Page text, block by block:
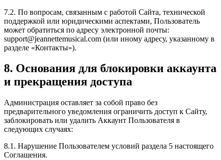
7.2. По вопросам, связанным с работой Сайта, технической
поддержкой или юридическими аспектами, Пользователь
может обратиться по адресу электронной почты:
support@jeannettemusical.com (или иному адресу, указанному в
разделе «Контакты»).
8. Основания для блокировки аккаунта
и прекращения доступа
Администрация оставляет за собой право без
предварительного уведомления ограничить доступ к Сайту,
заблокировать или удалить Аккаунт Пользователя в
следующих случаях:
8.1. Нарушение Пользователем условий раздела 5 настоящего
Соглашения.